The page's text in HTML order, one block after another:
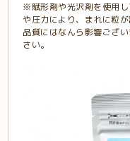
※賦形剤や光沢剤を使用
や圧力により、まれに粒
品質にはなんら影響ござ
さい。